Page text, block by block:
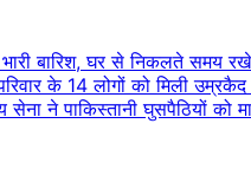
बारिश, घर से निकलते समय रखे
के 14 लोगों को मिली
ने पाकिस्तानी घुसपैठियों को